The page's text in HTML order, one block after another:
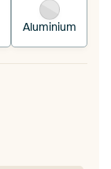
Aluminium